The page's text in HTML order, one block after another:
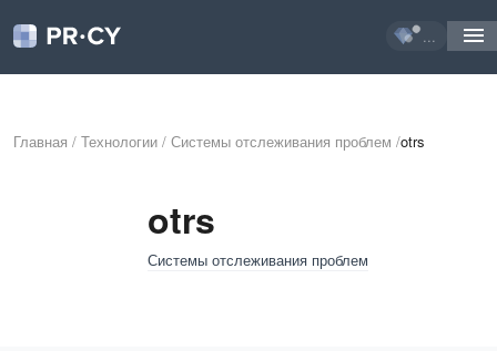
...
Главная / Технологии / Системы отслеживания проблем /otrs
otrs
Системы отслеживания проблем